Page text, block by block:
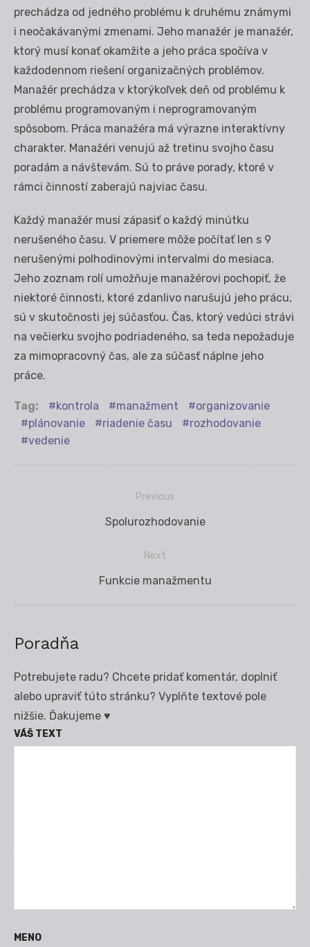
prechádza od jedného problému k druhému známymi
i neočakávanými zmenami. Jeho manažér je manažér,
ktorý musí konať okamžite a jeho práca spočíva v
každodennom riešení organizačných problémov.
Manažér prechádza v ktorýkoľvek deň od problému k
problému programovaným i neprogramovaným
spôsobom. Práca manažéra má výrazne interaktívny
charakter. Manažéri venujú až tretinu svojho času
poradám a návštevám. Sú to práve porady, ktoré v
rámci činností zaberajú najviac času.
Každý manažér musí zápasiť o každý minútku
nerušeného času. V priemere môže počítať len s 9
nerušenými polhodinovými intervalmi do mesiaca.
Jeho zoznam rolí umožňuje manažérovi pochopiť, že
niektoré činnosti, ktoré zdanlivo narušujú jeho prácu,
sú v skutočnosti jej súčasťou. Čas, ktorý vedúci strávi
na večierku svojho podriadeného, sa teda nepožaduje
za mimopracovný čas, ale za súčasť náplne jeho
práce.
Tag: kontrola manažment
organizovanie
plánovanie
riadenie času
rozhodovanie
vedenie
Previous
Previous
Spolurozhodovanie
Next
Next
Funkcie manažmentu
Poradňa
Potrebujete radu? Chcete pridať komentár, doplniť
alebo upraviť túto stránku? Vyplňte textové pole
nižšie. Ďakujeme ♥
VÁŠ TEXT
MENO